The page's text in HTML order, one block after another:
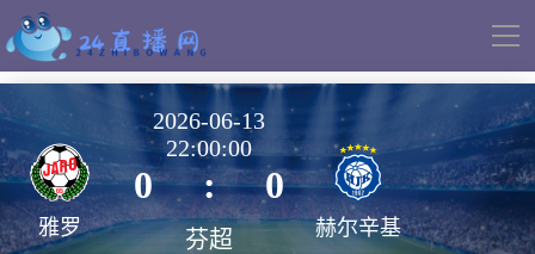
导
雅罗
2026-06-13
22:00:00
0 : 0
芬超
赫尔辛基